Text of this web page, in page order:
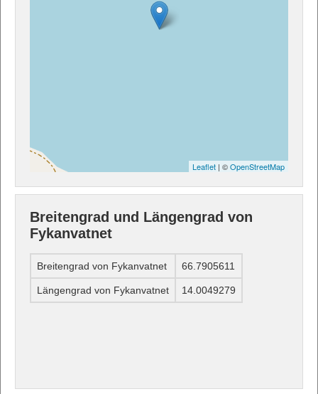
Leaflet | ©OpenStreetMap
Breitengrad und Längengrad von
Fykanvatnet
Breitengrad von Fykanvatnet 66.7905611
Längengrad von Fykanvatnet 14.0049279